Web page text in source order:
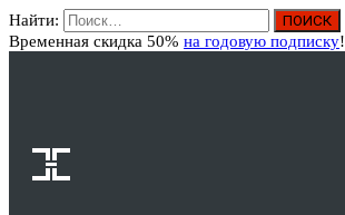
Найти:
Временная скидка 50% на годовую подписку!